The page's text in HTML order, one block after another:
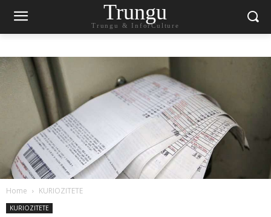
Trungu
Trungu & InforCulture
Home KURIOZITETE
KURIOZITETE